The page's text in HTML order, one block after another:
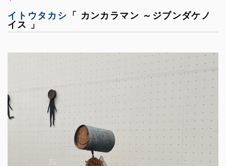
イトウタカシ 「 カンカラマン ～ジブンダケノ
イス 」